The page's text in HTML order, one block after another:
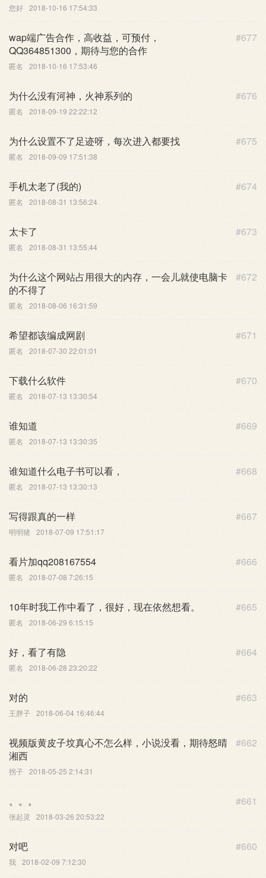
您好 2018-10-16 17:54:33
#677
wap端广告合作，高收益，可预付，
QQ364851300，期待与您的合作
匿名 2018-10-16 17:53:46
#676
为什么没有河神，火神系列的
匿名 2018-09-19 22:22:12
#675
为什么设置不了足迹呀，每次进入都要找
匿名 2018-09-09 17:51:38
#674
手机太老了(我的)
匿名 2018-08-31 13:56:24
#673
太卡了
匿名 2018-08-31 13:55:44
#672
为什么这个网站占用很大的内存，一会儿就使电脑卡
的不得了
匿名 2018-08-06 16:31:59
#671
希望都该编成网剧
匿名 2018-07-30 22:01:01
#670
下载什么软件
匿名 2018-07-13 13:30:54
#669
谁知道
匿名 2018-07-13 13:30:35
#668
谁知道什么电子书可以看，
匿名 2018-07-13 13:30:13
#667
写得跟真的一样
明明猪 2018-07-09 17:51:17
#666
看片加qq208167554
匿名 2018-07-08 7:26:15
#665
10年时我工作中看了，很好，现在依然想看。
匿名 2018-06-29 6:15:15
#664
好，看了有隐
匿名 2018-06-28 23:20:22
#663
对的
王胖子 2018-06-04 16:46:44
#662
视频版黄皮子坟真心不怎么样，小说没看，期待怒晴
湘西
拐子 2018-05-25 2:14:31
#661
。。。
张起灵 2018-03-26 20:53:22
#660
对吧
我 2018-02-09 7:12:30